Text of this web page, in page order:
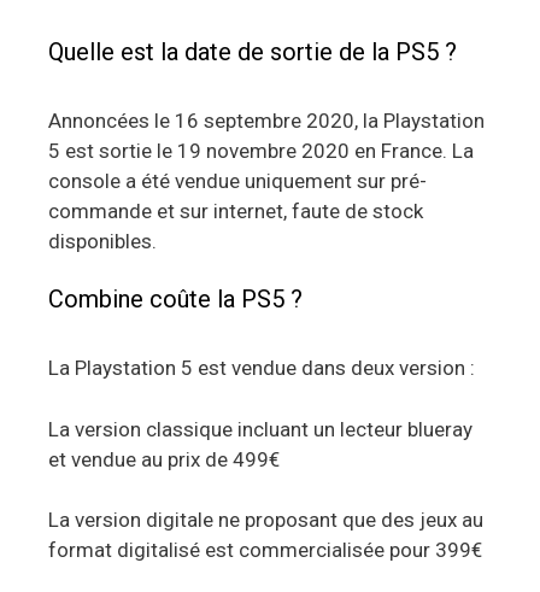
Quelle est la date de sortie de la PS5 ?
Annoncées le 16 septembre 2020, la Playstation
5 est sortie le 19 novembre 2020 en France. La
console a été vendue uniquement sur pré-
commande et sur internet, faute de stock
disponibles.
Combine coûte la PS5 ?
La Playstation 5 est vendue dans deux version :
La version classique incluant un lecteur blueray
et vendue au prix de 499€
La version digitale ne proposant que des jeux au
format digitalisé est commercialisée pour 399€